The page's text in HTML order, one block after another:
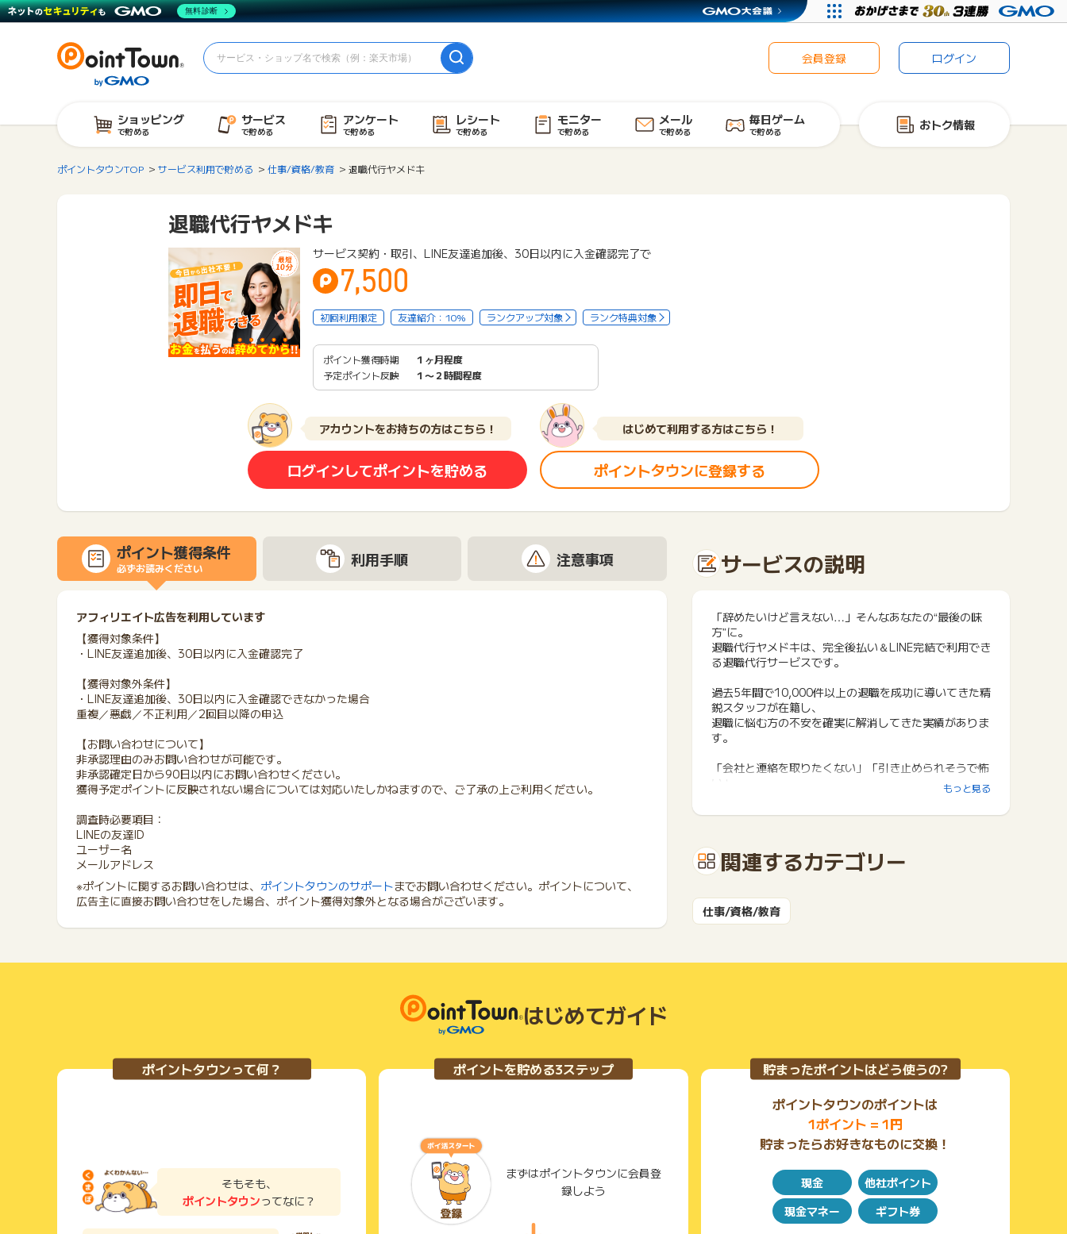
会員登録 ログイン
ショッピング
で貯める
サービス
で貯める
アンケート
で貯める
レシート
で貯める
モニター
で貯める
メール
で貯める
毎日ゲーム
で貯める おトク情報
ポイントタウンTOP サービス利用で貯める 仕事/資格/教育 退職代行ヤメドキ
退職代行ヤメドキ
サービス契約・取引、LINE友達追加後、30日以内に入金確認完了で
7,500
初回利用限定 友達紹介：10% ランクアップ対象 ランク特典対象
ポイント獲得時期
１ヶ月程度
予定ポイント反映
１〜２時間程度
アカウントをお持ちの方はこちら！
ログインしてポイントを貯める
はじめて利用する方はこちら！
ポイントタウンに登録する
ポイント獲得条件
必ずお読みください 利用手順 注意事項
アフィリエイト広告を利用しています
【獲得対象条件】
・LINE友達追加後、30日以内に入金確認完了
【獲得対象外条件】
・LINE友達追加後、30日以内に入金確認できなかった場合
重複／悪戯／不正利用／2回目以降の申込
【お問い合わせについて】
非承認理由のみお問い合わせが可能です。
非承認確定日から90日以内にお問い合わせください。
獲得予定ポイントに反映されない場合については対応いたしかねますので、ご了承の上ご利用ください。
調査時必要項目：
LINEの友達ID
ユーザー名
メールアドレス
※ポイントに関するお問い合わせは、 ポイントタウンのサポートまでお問い合わせください。ポイントについて、
広告主に直接お問い合わせをした場合、ポイント獲得対象外となる場合がございます。
サービスの説明
「辞めたいけど言えない…」そんなあなたの“最後の味
方”に。
退職代行ヤメドキは、完全後払い＆LINE完結で利用でき
る退職代行サービスです。
過去5年間で10,000件以上の退職を成功に導いてきた精
鋭スタッフが在籍し、
退職に悩む方の不安を確実に解消してきた実績がありま
す。
「会社と連絡を取りたくない」「引き止められそうで怖
い」
そんな方でも、最短10分で退職完了が可能です。
000円）を全額キャッシュバックする制度も導入。
退職から次のキャリアまで、一貫してサポートいたしま
■ サービスの特徴
内のお支払い
- すべてLINEで完結、24時間いつでも相談可能
- 電話相談も無料対応
・安心のサポート体制
- 2カ月間の無料アフターサポート
- 会社とのやり取りを全て伝達（どんなに些細なやり取
りも全て伝達いたします）
- 有休消化ができてよかったという声多数
- 何度でも相談無料
・圧倒的な実績
- 過去5年間で10,000件以上の退職を成功に導いた精鋭
スタッフが対応
もっと見る
関連するカテゴリー
仕事/資格/教育
はじめてガイド
ポイントタウンって何？
そもそも、
ポイントタウンってなに？
ポイントを貯める3ステップ
まずはポイントタウンに会員登
録しよう
貯まったポイントはどう使うの?
ポイントタウンのポイントは
1ポイント = 1円
貯まったらお好きなものに交換！
現金
他社ポイント
現金マネー
ギフト券
無料診断